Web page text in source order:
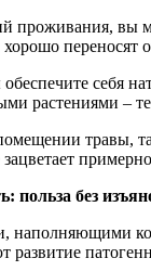
проживания, вы
переносят
себя
растениями –
травы,
польза без
развитие